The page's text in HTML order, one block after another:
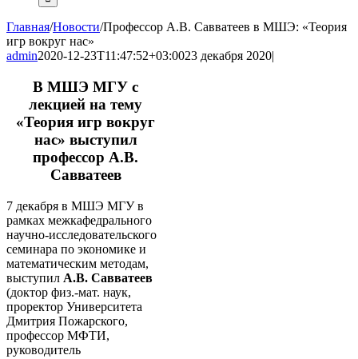
Главная/Новости/Профессор А.В. Савватеев в МШЭ: «Теория
игр вокруг нас»
admin2020-12-23T11:47:52+03:0023 декабря 2020|
В МШЭ МГУ с
лекцией на тему
«Теория игр вокруг
нас» выступил
профессор А.В.
Савватеев
7 декабря в МШЭ МГУ в
рамках межкафедрального
научно-исследовательского
семинара по экономике и
математическим методам,
выступил А.В. Савватеев
(доктор физ.-мат. наук,
проректор Университета
Дмитрия Пожарского,
профессор МФТИ,
руководитель